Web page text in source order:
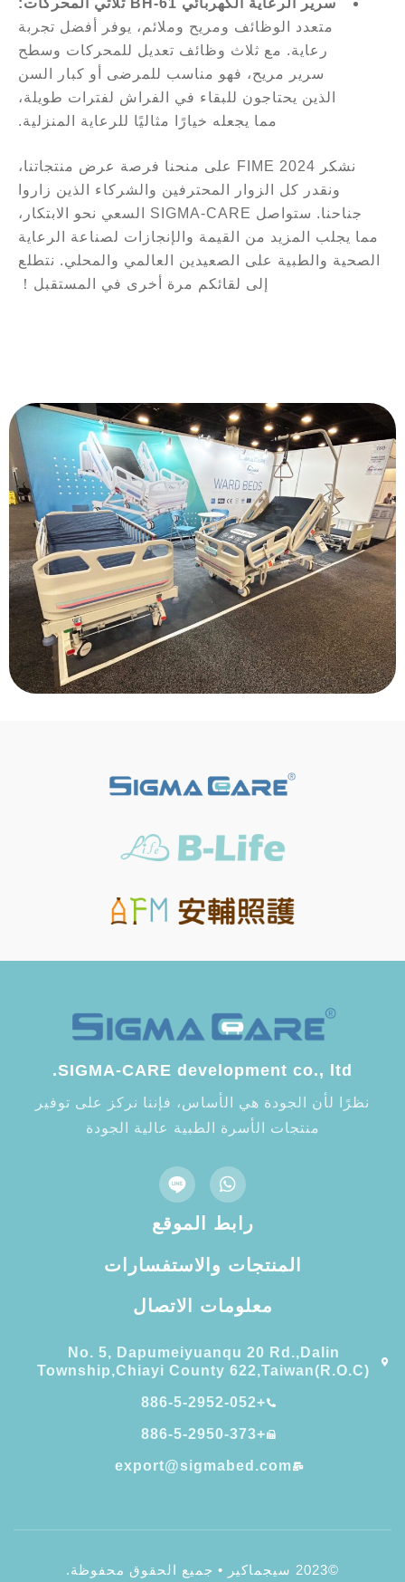
سرير الرعاية الكهربائي BH-61 ثلاثي المحركات:
متعدد الوظائف ومريح وملائم، يوفر أفضل تجربة
رعاية. مع ثلاث وظائف تعديل للمحركات وسطح
سرير مريح، فهو مناسب للمرضى أو كبار السن
الذين يحتاجون للبقاء في الفراش لفترات طويلة،
مما يجعله خيارًا مثاليًا للرعاية المنزلية.
نشكر FIME 2024 على منحنا فرصة عرض منتجاتنا،
ونقدر كل الزوار المحترفين والشركاء الذين زاروا
جناحنا. ستواصل SIGMA-CARE السعي نحو الابتكار،
مما يجلب المزيد من القيمة والإنجازات لصناعة الرعاية
الصحية والطبية على الصعيدين العالمي والمحلي. نتطلع
إلى لقائكم مرة أخرى في المستقبل！
SIGMA-CARE development co., ltd.
نظرًا لأن الجودة هي الأساس، فإننا نركز على توفير
منتجات الأسرة الطبية عالية الجودة
رابط الموقع
المنتجات والاستفسارات
معلومات الاتصال
No. 5, Dapumeiyuanqu 20 Rd.,Dalin
Township,Chiayi County 622,Taiwan(R.O.C)
+886-5-2952-052
+886-5-2950-373
export@sigmabed.com
©2023 سيجماكير • جميع الحقوق محفوظة.